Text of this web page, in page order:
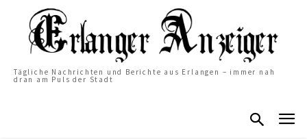
Tägliche Nachrichten und Berichte aus Erlangen – immer nah
dran am Puls der Stadt